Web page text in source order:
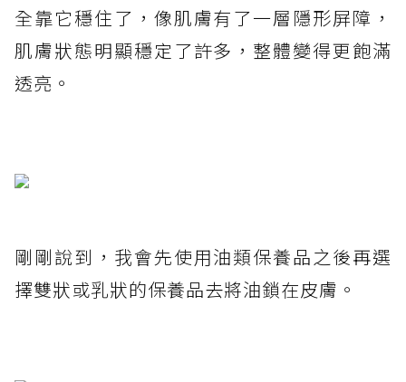
全靠它穩住了，像肌膚有了一層隱形屏障，
肌膚狀態明顯穩定了許多，整體變得更飽滿
透亮。
剛剛說到，我會先使用油類保養品之後再選
擇雙狀或乳狀的保養品去將油鎖在皮膚。